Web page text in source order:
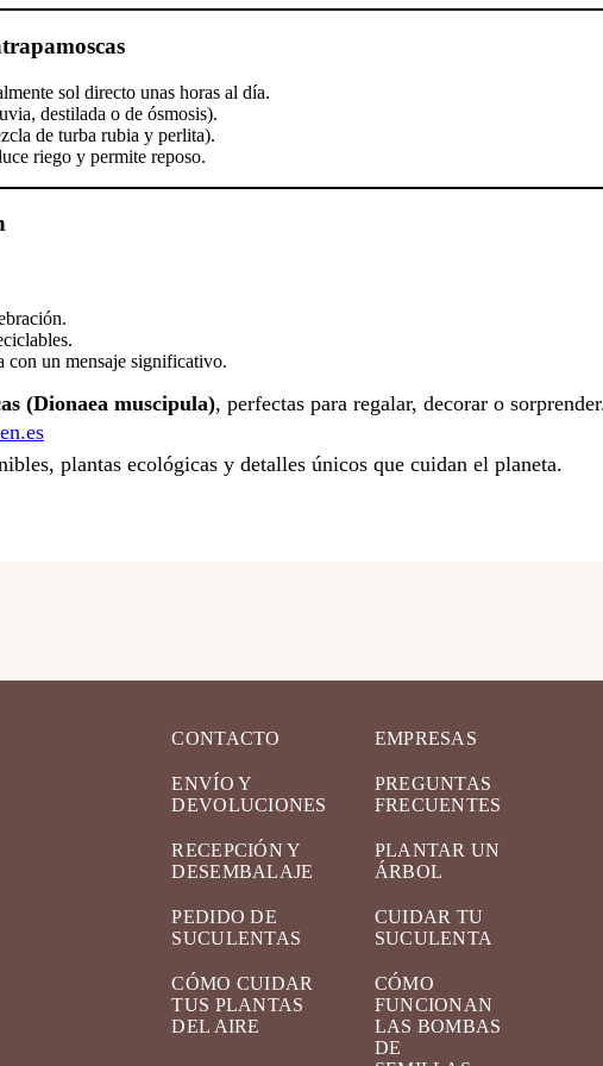
sol directo unas horas al día.
destilada o de ósmosis).
de turba rubia y perlita).
riego y permite reposo.
con un mensaje significativo.
(Dionaea muscipula), perfectas para regalar, decorar o
plantas ecológicas y detalles únicos que cuidan el planeta.
CONTACTO EMPRESAS
ENVÍO Y
DEVOLUCIONES
PREGUNTAS
FRECUENTES
RECEPCIÓN Y
DESEMBALAJE
PLANTAR UN
ÁRBOL
PEDIDO DE
SUCULENTAS
CUIDAR TU
SUCULENTA
CÓMO CUIDAR
TUS PLANTAS
DEL AIRE
CÓMO
FUNCIONAN
LAS BOMBAS
DE